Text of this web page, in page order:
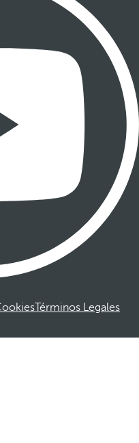
Términos Legales